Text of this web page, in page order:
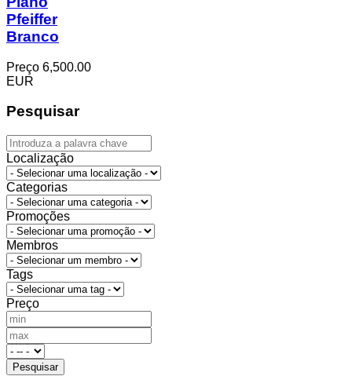
Pfeiffer
Branco
Preço 6,500.00
EUR
Pesquisar
Localização
Categorias
Promoções
Membros
Tags
Preço